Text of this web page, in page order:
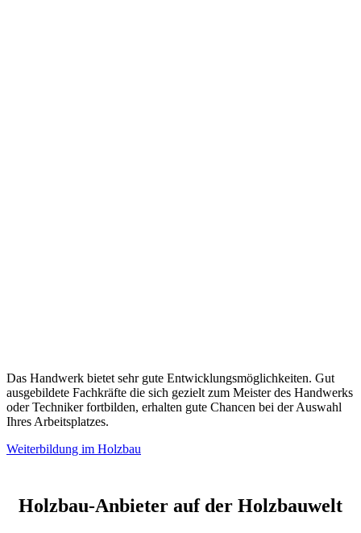
Das Handwerk bietet sehr gute Entwicklungsmöglichkeiten. Gut
ausgebildete Fachkräfte die sich gezielt zum Meister des Handwerks
oder Techniker fortbilden, erhalten gute Chancen bei der Auswahl
Ihres Arbeitsplatzes.
Weiterbildung im Holzbau
Holzbau-Anbieter auf der Holzbauwelt